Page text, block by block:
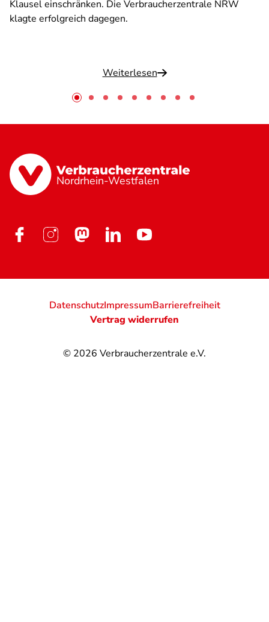
Klausel einschränken. Die Verbraucherzentrale NRW
klagte erfolgreich dagegen.
Weiterlesen
Nordrhein-Westfalen
© 2026 Verbraucherzentrale e.V.
DatenschutzImpressumBarrierefreiheit
Vertrag widerrufen